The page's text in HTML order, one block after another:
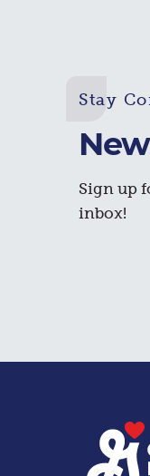
Stay
Sign up
inbox!